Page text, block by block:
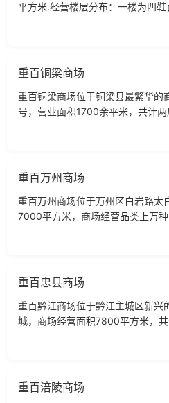
平方米.经营楼层分布：一楼为四
重百铜梁商场
重百铜梁商场位于铜梁县最繁华的
号，营业面积1700余平米，共计
重百万州商场
重百万州商场位于万州区白岩路太
7000平方米，商场经营品类上万
重百忠县商场
重百黔江商场位于黔江主城区新兴
城，商场经营面积7800平方米，
重百涪陵商场